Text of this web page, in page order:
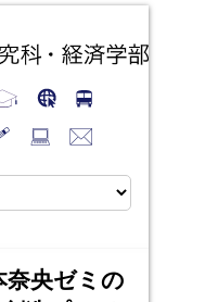
奈央ゼミの